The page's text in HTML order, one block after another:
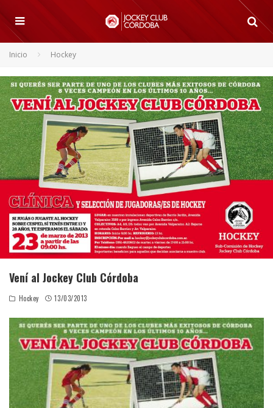
Inicio Hockey
Vení al Jockey Club Córdoba
Hockey 13/03/2013